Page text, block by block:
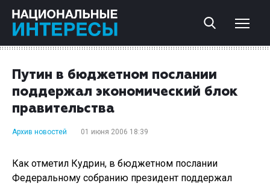
Путин в бюджетном послании
поддержал экономический блок
правительства
Архив новостей 01 июня 2006 18:39
Как отметил Кудрин, в бюджетном послании
Федеральному собранию президент поддержал